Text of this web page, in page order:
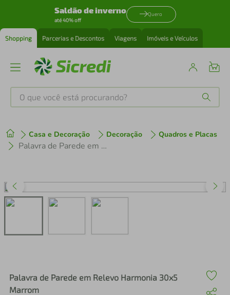
Saldão de inverno
até 40% off
Quero
Shopping Parcerias e Descontos Viagens Imóveis e Veículos
O que você está procurando?
Casa e Decoração Decoração Quadros e Placas
Palavra de Parede em Relevo Harmonia 30x5 Marrom
Palavra de Parede em Relevo Harmonia 30x5
Marrom
1º tenis
perfume